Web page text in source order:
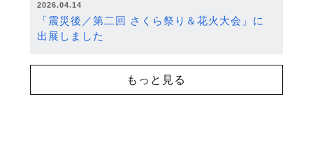
2026.04.14
「震災後／第二回 さくら祭り＆花火大会」に
出展しました
もっと見る